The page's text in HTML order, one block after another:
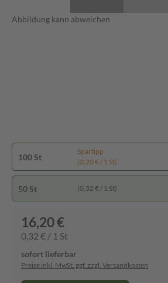
Abbildung kann abweichen
100 St
Spartipp
(0,20 € / 1 St)
50 St (0,32 € / 1 St)
16,20 €
0,32 € / 1 St
sofort lieferbar
Preise inkl. MwSt. ggf. zzgl. Versandkosten